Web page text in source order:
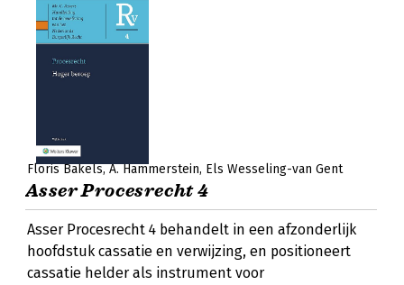
Floris Bakels A. Hammerstein Els Wesseling-van Gent
Asser Procesrecht 4
Asser Procesrecht 4 behandelt in een afzonderlijk
hoofdstuk cassatie en verwijzing, en positioneert
cassatie helder als instrument voor